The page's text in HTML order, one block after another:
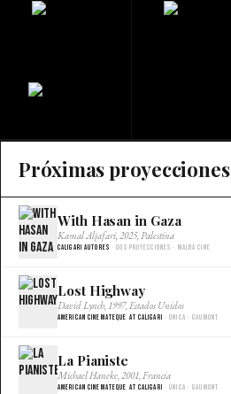
Próximas proyecciones
With Hasan in Gaza
Kamal Aljafari, 2025, Palestina
Caligari Autores · Dos proyecciones · Malba Cine
Lost Highway
David Lynch, 1997, Estados Unidos
American Cinemateque at Caligari · Única · Gaumont
La Pianiste
Michael Haneke, 2001, Francia
American Cinemateque at Caligari · Única · Gaumont